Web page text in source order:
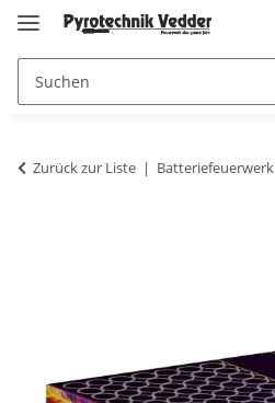
Zurück zur Liste Batteriefeuerwerk